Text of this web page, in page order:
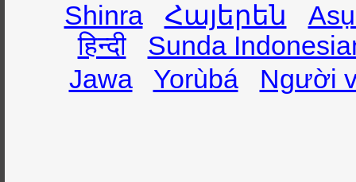
Shinra
Հայերեն
हिन्दी
Sunda
Jawa
Yorùbá Người